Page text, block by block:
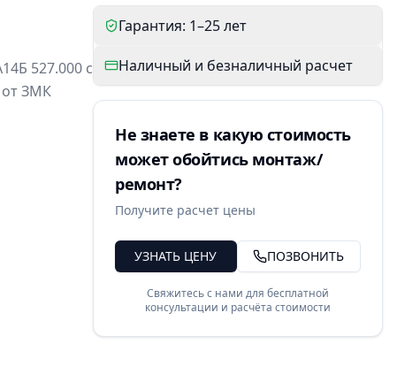
527.000 с
от ЗМК
Гарантия: 1–25 лет
Наличный и безналичный расчет
Не знаете в какую стоимость
может обойтись монтаж/
ремонт?
Получите расчет цены
УЗНАТЬ ЦЕНУ ПОЗВОНИТЬ
Свяжитесь с нами для бесплатной
консультации и расчёта стоимости